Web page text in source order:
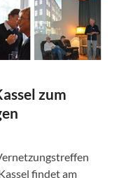
zum
findet am